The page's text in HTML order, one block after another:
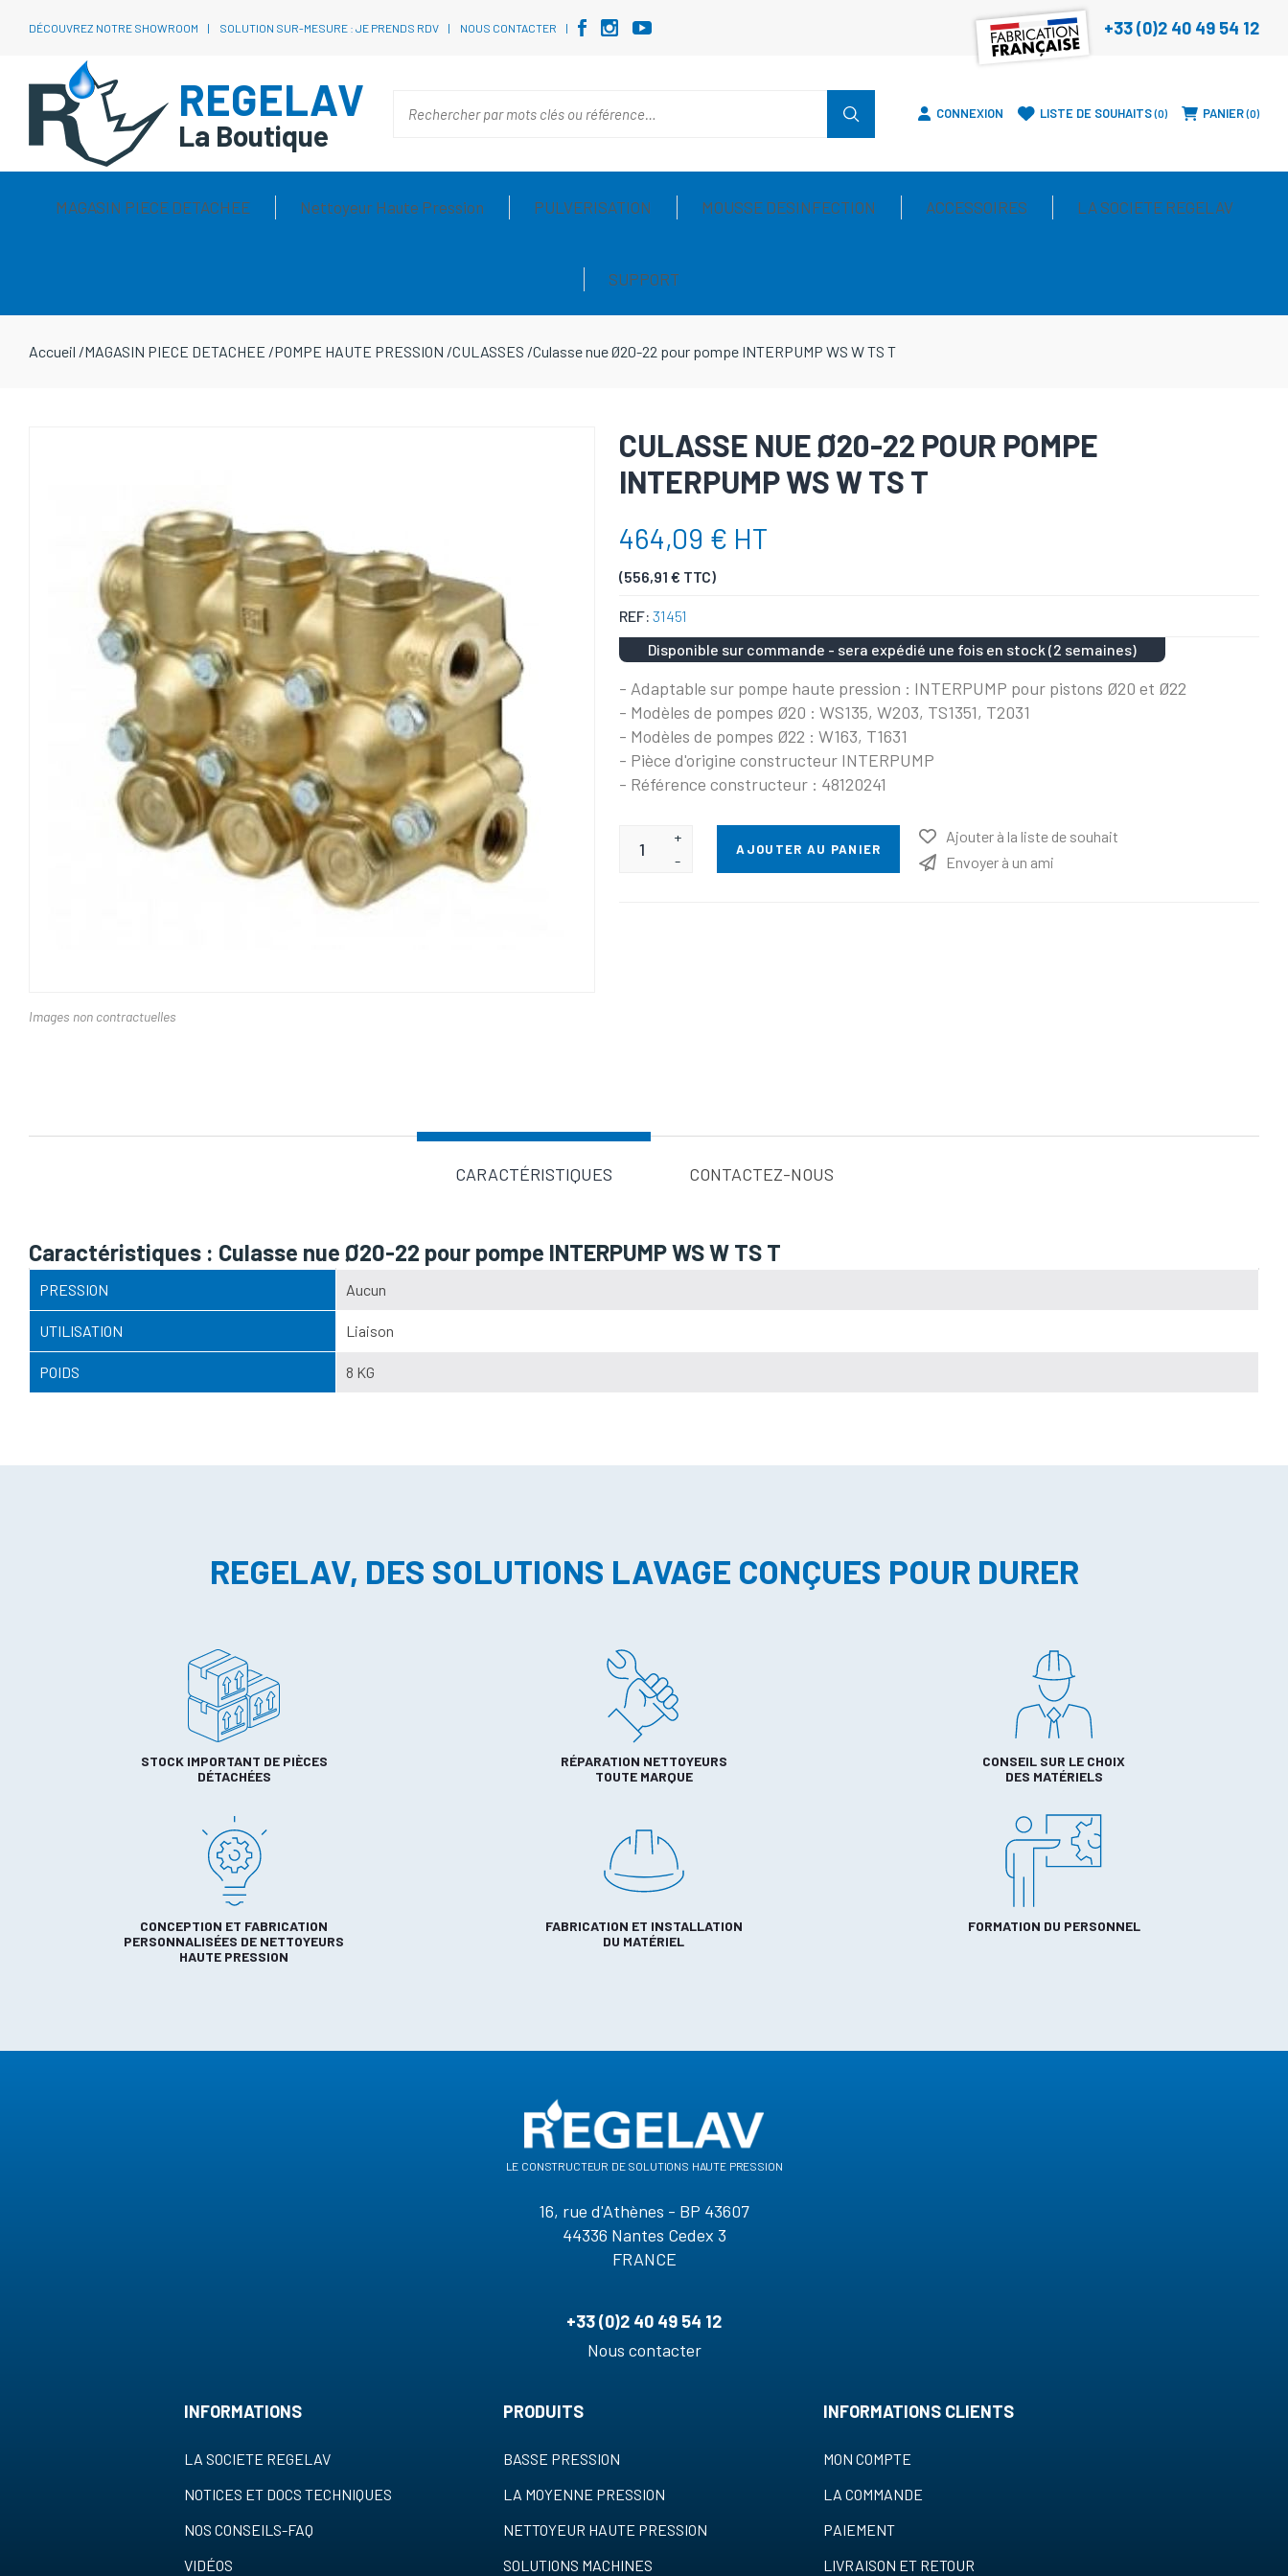
DÉCOUVREZ NOTRE SHOWROOM SOLUTION SUR-MESURE : JE PRENDS RDV NOUS CONTACTER +33 (0)2 40 49 54 12
REGELAV
La Boutique
CONNEXION LISTE DE SOUHAITS 0 PANIER 0
MAGASIN PIECE DETACHEE Nettoyeur Haute Pression PULVERISATION MOUSSE DESINFECTION ACCESSOIRES LA SOCIETE REGELAV
SUPPORT
Accueil /MAGASIN PIECE DETACHEE /POMPE HAUTE PRESSION /CULASSES /Culasse nue Ø20-22 pour pompe INTERPUMP WS W TS T
Images non contractuelles
CULASSE NUE Ø20-22 POUR POMPE
INTERPUMP WS W TS T
464,09 € HT
(556,91 € TTC)
REF: 31451
Disponible sur commande - sera expédié une fois en stock (2 semaines)
- Adaptable sur pompe haute pression : INTERPUMP pour pistons Ø20 et Ø22
- Modèles de pompes Ø20 : WS135, W203, TS1351, T2031
- Modèles de pompes Ø22 : W163, T1631
- Pièce d'origine constructeur INTERPUMP
- Référence constructeur : 48120241
+
-
AJOUTER AU PANIER
Ajouter à la liste de souhait
Envoyer à un ami
CARACTÉRISTIQUES CONTACTEZ-NOUS
Caractéristiques : Culasse nue Ø20-22 pour pompe INTERPUMP WS W TS T
PRESSION Aucun
UTILISATION Liaison
POIDS 8 KG
REGELAV, DES SOLUTIONS LAVAGE CONÇUES POUR DURER
STOCK IMPORTANT DE PIÈCES
DÉTACHÉES
RÉPARATION NETTOYEURS
TOUTE MARQUE
CONSEIL SUR LE CHOIX
DES MATÉRIELS
CONCEPTION ET FABRICATION
PERSONNALISÉES DE NETTOYEURS
HAUTE PRESSION
FABRICATION ET INSTALLATION
DU MATÉRIEL
FORMATION DU PERSONNEL
le constructeur de solutions haute pression
16, rue d'Athènes - BP 43607
44336 Nantes Cedex 3
FRANCE
+33 (0)2 40 49 54 12
Nous contacter
INFORMATIONS
LA SOCIETE REGELAV
NOTICES ET DOCS TECHNIQUES
NOS CONSEILS-FAQ
VIDÉOS
PRODUITS
BASSE PRESSION
LA MOYENNE PRESSION
NETTOYEUR HAUTE PRESSION
SOLUTIONS MACHINES
INFORMATIONS CLIENTS
MON COMPTE
LA COMMANDE
PAIEMENT
LIVRAISON ET RETOUR